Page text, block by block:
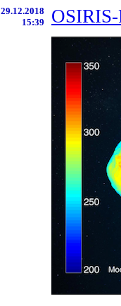
29.12.2018
15:39
OSIRIS-